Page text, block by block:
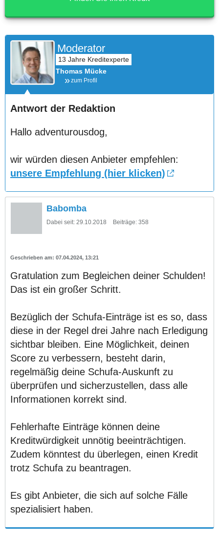
Moderator
Thomas Mücke
zum Profil
Antwort der Redaktion
Hallo adventurousdog,
wir würden diesen Anbieter empfehlen:
unsere Empfehlung (hier klicken)
Babomba
Dabei seit: 29.10.2018 Beiträge: 358
07.04.2024, 13:21
Gratulation zum Begleichen deiner Schulden!
Das ist ein großer Schritt.
Bezüglich der Schufa-Einträge ist es so, dass
diese in der Regel drei Jahre nach Erledigung
sichtbar bleiben. Eine Möglichkeit, deinen
Score zu verbessern, besteht darin,
regelmäßig deine Schufa-Auskunft zu
überprüfen und sicherzustellen, dass alle
Informationen korrekt sind.
Fehlerhafte Einträge können deine
Kreditwürdigkeit unnötig beeinträchtigen.
Zudem könntest du überlegen, einen Kredit
trotz Schufa zu beantragen.
Es gibt Anbieter, die sich auf solche Fälle
spezialisiert haben.